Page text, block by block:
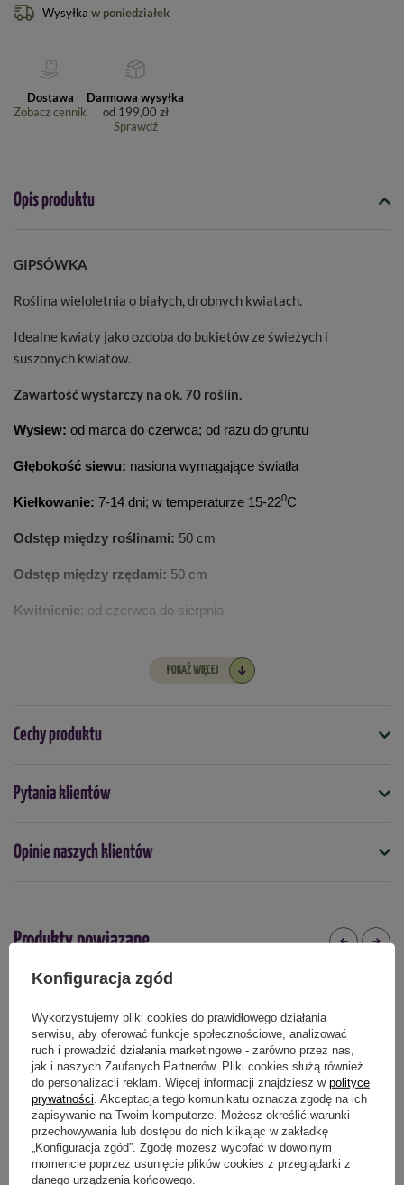
Wysyłka w poniedziałek
Dostawa
Zobacz cennik
Darmowa wysyłka
od 199,00 zł
Sprawdź
Opis produktu
GIPSÓWKA
Roślina wieloletnia o białych, drobnych kwiatach.
Idealne kwiaty jako ozdoba do bukietów ze świeżych i
suszonych kwiatów.
Zawartość wystarczy na ok. 70 roślin.
Wysiew: od marca do czerwca; od razu do gruntu
Głębokość siewu: nasiona wymagające światła
Kiełkowanie: 7-14 dni; w temperaturze 15-220C
Odstęp między roślinami: 50 cm
Odstęp między rzędami: 50 cm
Kwitnienie: od czerwca do sierpnia
POKAŻ WIĘCEJ
Cechy produktu
Symbol
4000159086999
Biały
marzec kwiecień maj czerwiec
Podmiot odpowiedzialny za ten produkt na terenie UE Więcej
Pytania klientów
Opinie naszych klientów
Produkty powiązane
Konfiguracja zgód
Wykorzystujemy pliki cookies do prawidłowego działania
serwisu, aby oferować funkcje społecznościowe, analizować
ruch i prowadzić działania marketingowe - zarówno przez nas,
jak i naszych Zaufanych Partnerów. Pliki cookies służą również
do personalizacji reklam. Więcej informacji znajdziesz w polityce
prywatności . Akceptacja tego komunikatu oznacza zgodę na ich
zapisywanie na Twoim komputerze. Możesz określić warunki
przechowywania lub dostępu do nich klikając w zakładkę
„Konfiguracja zgód”. Zgodę możesz wycofać w dowolnym
momencie poprzez usunięcie plików cookies z przeglądarki z
danego urządzenia końcowego.